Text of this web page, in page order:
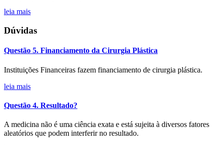
leia mais
Dúvidas
Questão 5. Financiamento da Cirurgia Plástica
Instituições Financeiras fazem financiamento de cirurgia plástica.
leia mais
Questão 4. Resultado?
A medicina não é uma ciência exata e está sujeita à diversos fatores
aleatórios que podem interferir no resultado.